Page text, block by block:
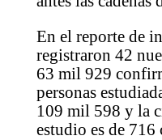
En el reporte de
registraron 42
63 mil 929
personas
109 mil 598 y la
estudio es de 716